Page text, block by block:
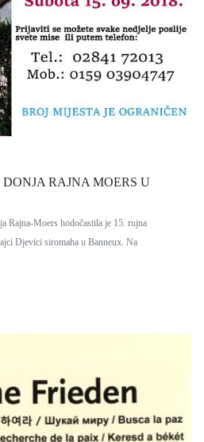
RAJNA MOERS U
Rajna-Moers hodočastila je 15. rujna
Djevici siromaha u Banneux. Na